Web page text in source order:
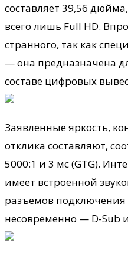
составляет 39,56
всего лишь Full HD.
странного, так как
— она предназначена
составе цифровых
Заявленные яркость,
отклика составляют,
5000:1 и 3 мс (GTG).
имеет встроенной
разъемов подключения
несовременно — D-Sub